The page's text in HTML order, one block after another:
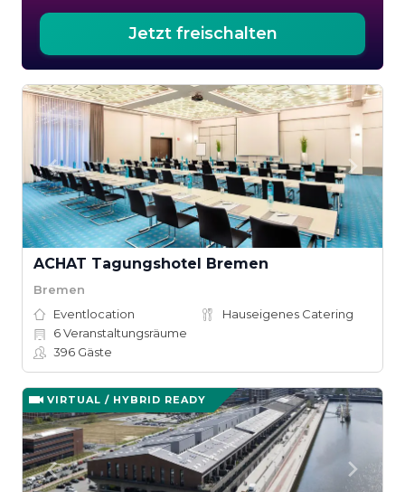
Jetzt freischalten
ACHAT Tagungshotel Bremen
Bremen
Eventlocation
Hauseigenes Catering
6Veranstaltungsräume
396 Gäste
VIRTUAL / HYBRID READY